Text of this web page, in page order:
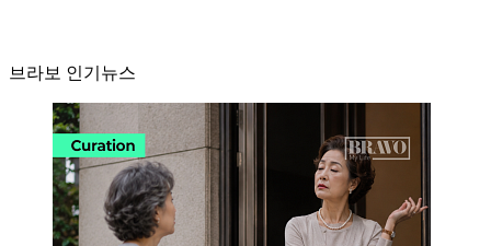
브라보 인기뉴스